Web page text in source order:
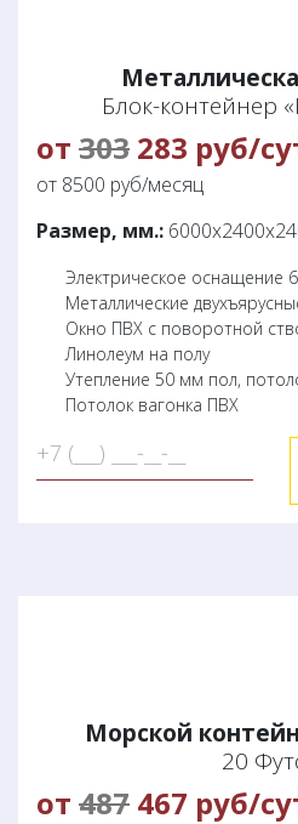
Блок-контейнер
от 303 283 руб/
от 8500 руб/месяц
Размер, мм.:
Электрическое оснащение
Металлические
Окно ПВХ с поворотной
Линолеум на полу
Утепление 50 мм пол,
Потолок вагонка ПВХ
Морской
20
от 487 467 руб/